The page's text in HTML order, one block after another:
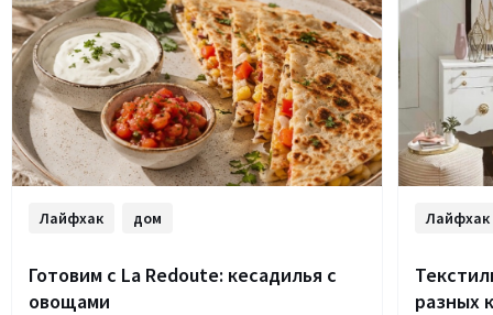
Лайфхак дом
Готовим с La Redoute: кесадилья с
овощами
Лайфхак
разных